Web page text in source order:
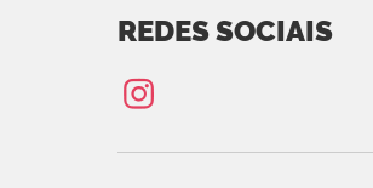
REDES SOCIAIS